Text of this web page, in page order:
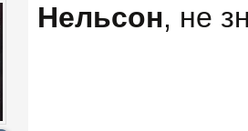
Нельсон, не